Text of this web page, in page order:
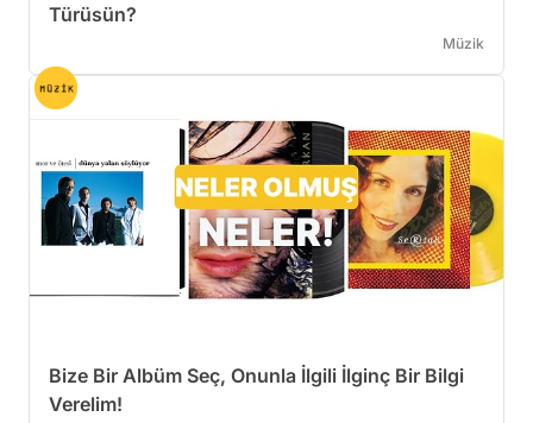
Türüsün?
Müzik
Bize Bir Albüm Seç, Onunla İlgili İlginç Bir Bilgi
Verelim!